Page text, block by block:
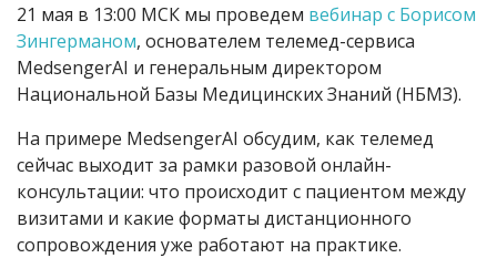
21 мая в 13:00 МСК мы проведем вебинар с Борисом
Зингерманом, основателем телемед-сервиса
MedsengerAI и генеральным директором
Национальной Базы Медицинских Знаний (НБМЗ).
На примере MedsengerAI обсудим, как телемед
сейчас выходит за рамки разовой онлайн-
консультации: что происходит с пациентом между
визитами и какие форматы дистанционного
сопровождения уже работают на практике.